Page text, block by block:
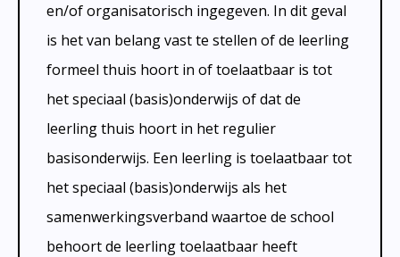
en/of organisatorisch ingegeven. In dit geval
is het van belang vast te stellen of de leerling
formeel thuis hoort in of toelaatbaar is tot
het speciaal (basis)onderwijs of dat de
leerling thuis hoort in het regulier
basisonderwijs. Een leerling is toelaatbaar tot
het speciaal (basis)onderwijs als het
samenwerkingsverband waartoe de school
behoort de leerling toelaatbaar heeft